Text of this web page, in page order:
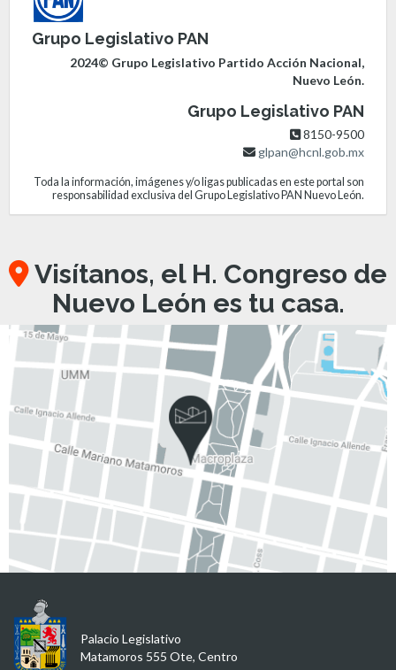
Grupo Legislativo PAN
2024© Grupo Legislativo Partido Acción Nacional,
Nuevo León.
Grupo Legislativo PAN
8150-9500
glpan@hcnl.gob.mx
Toda la información, imágenes y/o ligas publicadas en este portal son
responsabilidad exclusiva del Grupo Legislativo PAN Nuevo León.
Visítanos, el H. Congreso de
Nuevo León es tu casa.
Palacio Legislativo
Matamoros 555 Ote, Centro